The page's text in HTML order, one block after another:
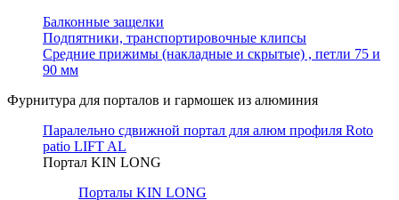
Балконные защелки
Подпятники, транспортировочные клипсы
Средние прижимы (накладные и скрытые) , петли 75 и
90 мм
Фурнитура для порталов и гармошек из алюминия
Паралельно сдвижной портал для алюм профиля Roto
patio LIFT AL
Портал KIN LONG
Порталы KIN LONG